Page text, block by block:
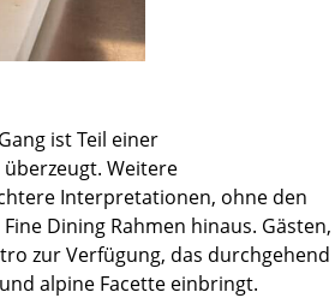
ist Teil einer
Weitere
Interpretationen, ohne den
Dining Rahmen hinaus. Gästen,
zur Verfügung, das durchgehend
alpine Facette einbringt.